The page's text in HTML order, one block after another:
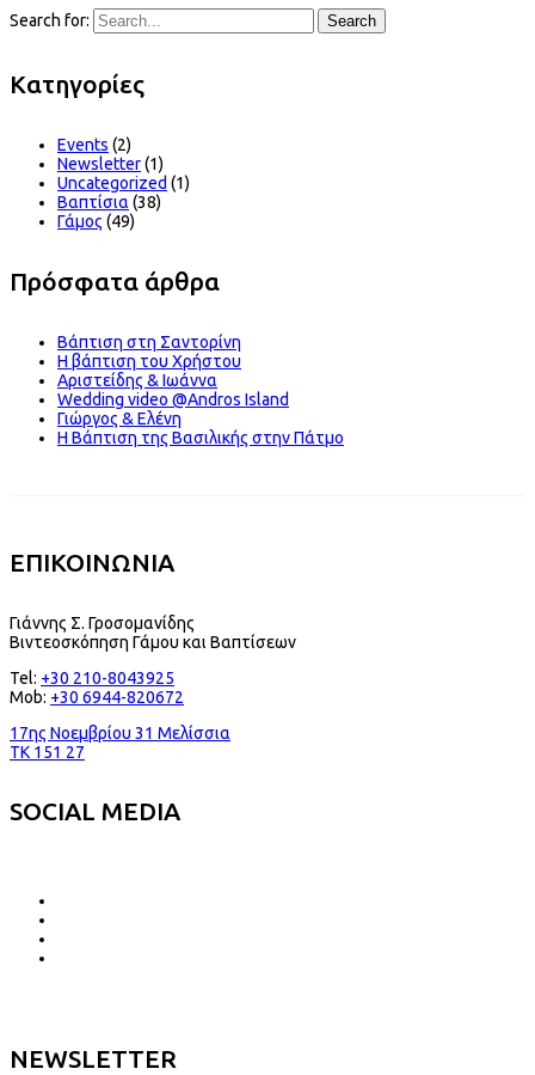
Search for: Search
Kατηγορίες
Events (2)
Newsletter(1)
Uncategorized (1)
Βαπτίσια (38)
Γάμος (49)
Πρόσφατα άρθρα
Βάπτιση στη Σαντορίνη
Η βάπτιση του Χρήστου
Αριστείδης & Ιωάννα
Wedding video @Andros Island
Γιώργος & Ελένη
Η Βάπτιση της Βασιλικής στην Πάτμο
ΕΠΙΚΟΙΝΩΝΙΑ
Γιάννης Σ. Γροσομανίδης
Βιντεοσκόπηση Γάμου και Βαπτίσεων
Tel: +30 210-8043925
Mob: +30 6944-820672
17ης Νοεμβρίου 31 Μελίσσια
TK 151 27
SOCIAL MEDIA
NEWSLETTER